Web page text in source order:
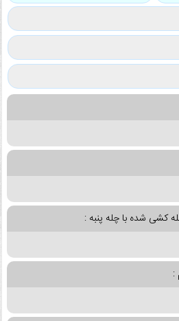
کشی شده با چله پنبه :
: